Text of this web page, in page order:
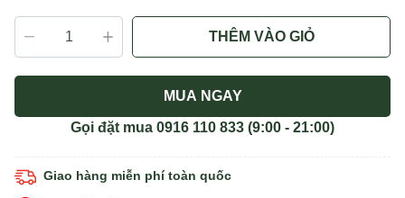
THÊM VÀO GIỎ
MUA NGAY
Gọi đặt mua 0916 110 833 (9:00 - 21:00)
Giao hàng miễn phí toàn quốc